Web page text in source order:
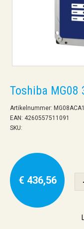
Toshiba MG08
Artikelnummer:
EAN: 4260557511091
SKU:
€ 436,56